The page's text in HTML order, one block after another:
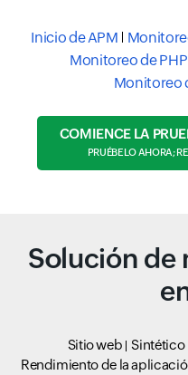
Inicio de APM
Monitoreo de PHP
Monitoreo
COMIENCE LA
PRUÉBELO AHORA;
Solución de
Sitio web Sintético
Rendimiento de la